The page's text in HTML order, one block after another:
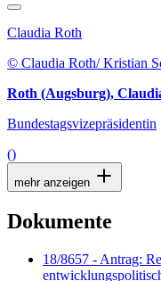
Claudia Roth
© Claudia Roth/ Kristian
Roth (Augsburg),
Bundestagsvizepräsidentin
()
mehr anzeigen
Dokumente
18/8657 - Antrag: